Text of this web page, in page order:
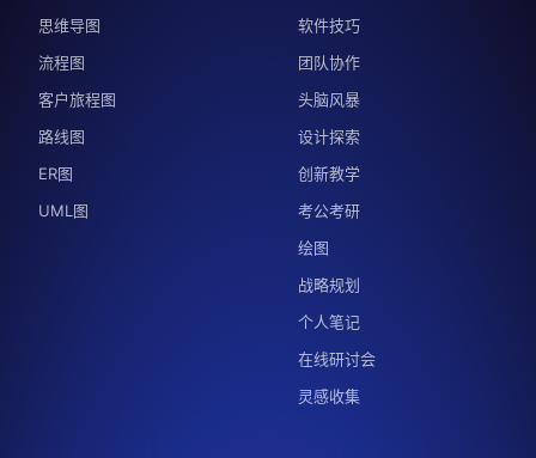
思维导图
流程图
客户旅程图
路线图
ER图
UML图
软件技巧
团队协作
头脑风暴
设计探索
创新教学
考公考研
绘图
战略规划
个人笔记
在线研讨会
灵感收集